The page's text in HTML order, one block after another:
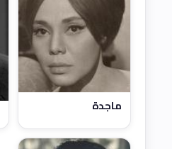
ماجدة